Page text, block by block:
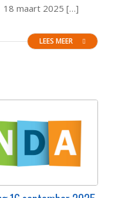
18 maart 2025 […]
LEES MEER